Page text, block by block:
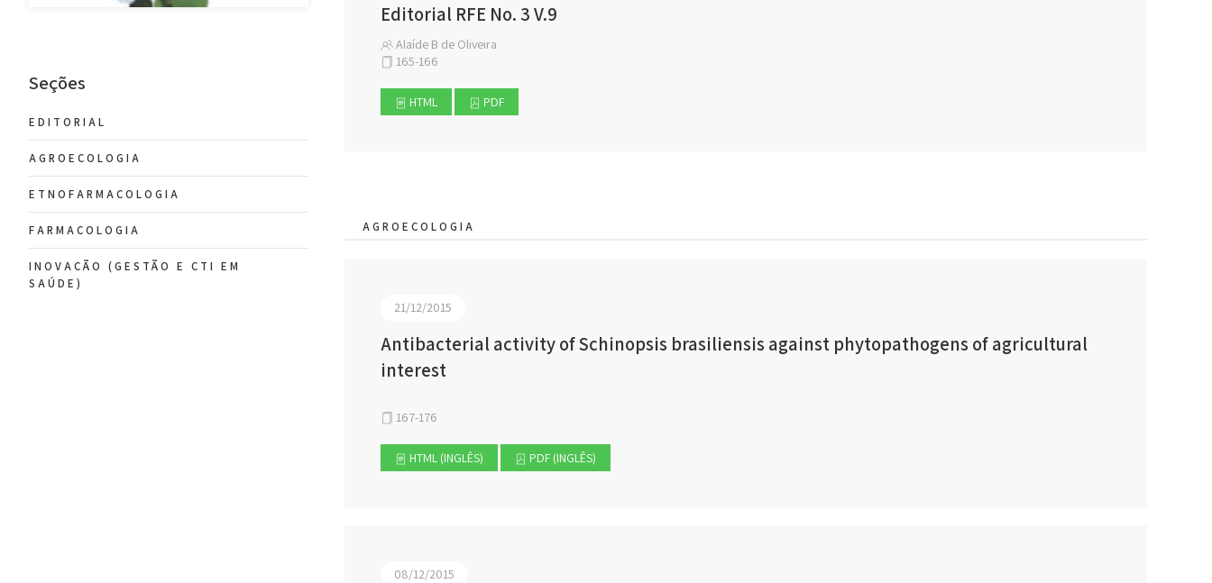
Seções
EDITORIAL
AGROECOLOGIA
ETNOFARMACOLOGIA
FARMACOLOGIA
INOVAÇÃO (GESTÃO E CTI EM
SAÚDE)
Editorial RFE No. 3 V.9
Alaíde B de Oliveira
165-166
HTML PDF
AGROECOLOGIA
21/12/2015
Antibacterial activity of Schinopsis brasiliensis against phytopathogens of agricultural
interest
167-176
HTML (INGLÊS) PDF (INGLÊS)
08/12/2015